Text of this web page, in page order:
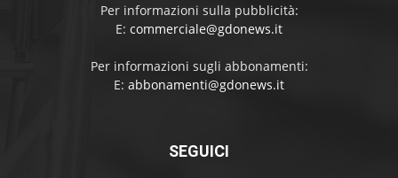
Per informazioni sulla pubblicità:
E: commerciale@gdonews.it
Per informazioni sugli abbonamenti:
E: abbonamenti@gdonews.it
SEGUICI